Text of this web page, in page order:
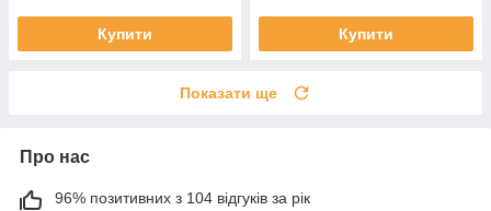
Купити Купити
Показати ще
Про нас
96% позитивних з 104 відгуків за рік